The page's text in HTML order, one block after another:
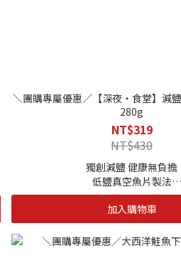
＼團購專屬優惠／【深夜・食堂】減
280g
NT$319
NT$430
獨創減鹽 健康無負擔
低鹽真空魚片製法
結合日本一夜干及50%減鹽浸漬，讓
康。
職人匠心 食在最方便
加入購物車